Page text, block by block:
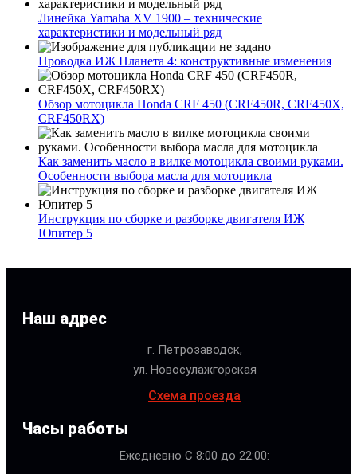
Линейка Yamaha XV 1900 – технические
характеристики и модельный ряд
Проводка ИЖ Планета 4: конструктивные изменения
Обзор мотоцикла Honda CRF 450 (CRF450R, CRF450X,
CRF450RX)
Как заменить масло в вилке мотоцикла своими руками.
Особенности выбора масла для мотоцикла
Инструкция по сборке и разборке двигателя ИЖ
Юпитер 5
Наш адрес
г. Петрозаводск,
ул. Новосулажгорская
Схема проезда
Часы работы
Ежедневно С 8:00 до 22:00: